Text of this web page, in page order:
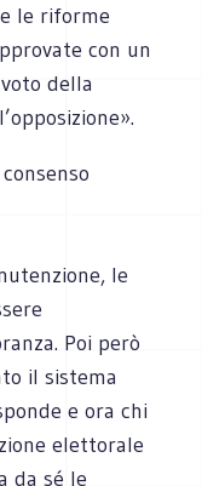
le riforme
con un
della
le
Poi però
il sistema
e ora chi
elettorale
da sé le